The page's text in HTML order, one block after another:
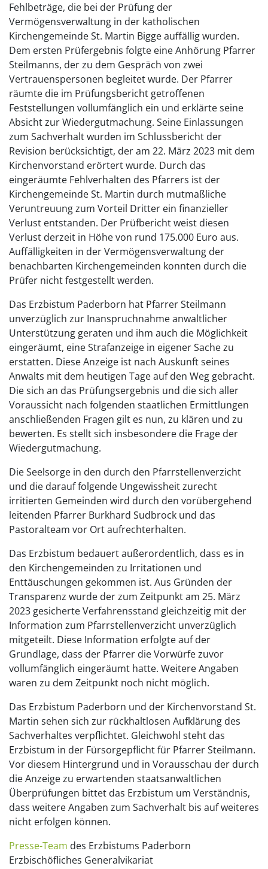
Fehlbeträge, die bei der Prüfung der
Vermögensverwaltung in der katholischen
Kirchengemeinde St. Martin Bigge auffällig wurden.
Dem ersten Prüfergebnis folgte eine Anhörung Pfarrer
Steilmanns, der zu dem Gespräch von zwei
Vertrauenspersonen begleitet wurde. Der Pfarrer
räumte die im Prüfungsbericht getroffenen
Feststellungen vollumfänglich ein und erklärte seine
Absicht zur Wiedergutmachung. Seine Einlassungen
zum Sachverhalt wurden im Schlussbericht der
Revision berücksichtigt, der am 22. März 2023 mit dem
Kirchenvorstand erörtert wurde. Durch das
eingeräumte Fehlverhalten des Pfarrers ist der
Kirchengemeinde St. Martin durch mutmaßliche
Veruntreuung zum Vorteil Dritter ein finanzieller
Verlust entstanden. Der Prüfbericht weist diesen
Verlust derzeit in Höhe von rund 175.000 Euro aus.
Auffälligkeiten in der Vermögensverwaltung der
benachbarten Kirchengemeinden konnten durch die
Prüfer nicht festgestellt werden.
Das Erzbistum Paderborn hat Pfarrer Steilmann
unverzüglich zur Inanspruchnahme anwaltlicher
Unterstützung geraten und ihm auch die Möglichkeit
eingeräumt, eine Strafanzeige in eigener Sache zu
erstatten. Diese Anzeige ist nach Auskunft seines
Anwalts mit dem heutigen Tage auf den Weg gebracht.
Die sich an das Prüfungsergebnis und die sich aller
Voraussicht nach folgenden staatlichen Ermittlungen
anschließenden Fragen gilt es nun, zu klären und zu
bewerten. Es stellt sich insbesondere die Frage der
Wiedergutmachung.
Die Seelsorge in den durch den Pfarrstellenverzicht
und die darauf folgende Ungewissheit zurecht
irritierten Gemeinden wird durch den vorübergehend
leitenden Pfarrer Burkhard Sudbrock und das
Pastoralteam vor Ort aufrechterhalten.
Das Erzbistum bedauert außerordentlich, dass es in
den Kirchengemeinden zu Irritationen und
Enttäuschungen gekommen ist. Aus Gründen der
Transparenz wurde der zum Zeitpunkt am 25. März
2023 gesicherte Verfahrensstand gleichzeitig mit der
Information zum Pfarrstellenverzicht unverzüglich
mitgeteilt. Diese Information erfolgte auf der
Grundlage, dass der Pfarrer die Vorwürfe zuvor
vollumfänglich eingeräumt hatte. Weitere Angaben
waren zu dem Zeitpunkt noch nicht möglich.
Das Erzbistum Paderborn und der Kirchenvorstand St.
Martin sehen sich zur rückhaltlosen Aufklärung des
Sachverhaltes verpflichtet. Gleichwohl steht das
Erzbistum in der Fürsorgepflicht für Pfarrer Steilmann.
Vor diesem Hintergrund und in Vorausschau der durch
die Anzeige zu erwartenden staatsanwaltlichen
Überprüfungen bittet das Erzbistum um Verständnis,
dass weitere Angaben zum Sachverhalt bis auf weiteres
nicht erfolgen können.
Presse-Team des Erzbistums Paderborn
Erzbischöfliches Generalvikariat